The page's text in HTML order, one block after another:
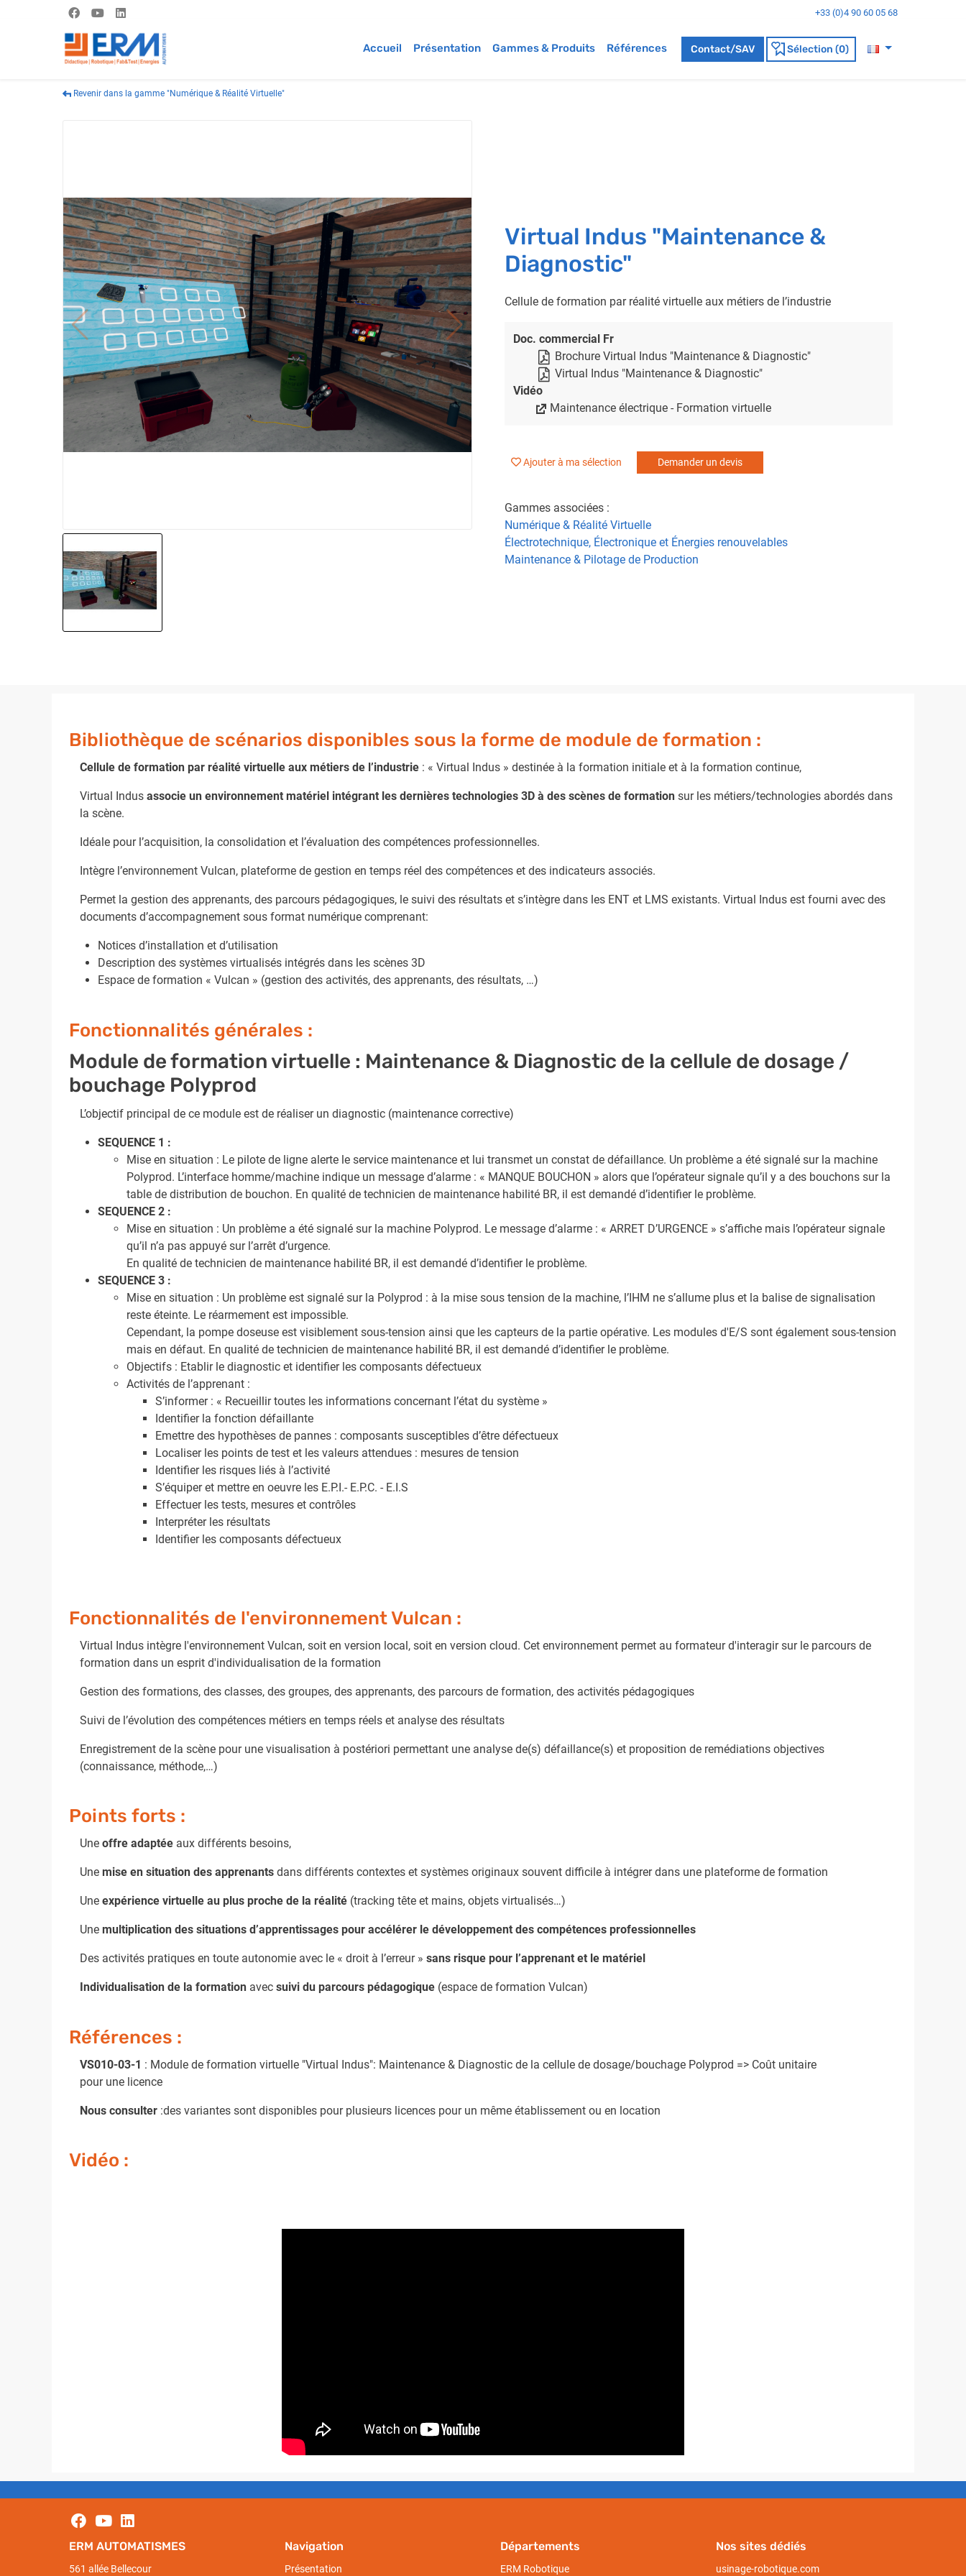
+33 (0)4 90 60 05 68
Accueil Présentation Gammes & Produits Références Contact/SAV Sélection (0)
Revenir dans la gamme "Numérique & Réalité Virtuelle"
Virtual Indus "Maintenance &
Diagnostic"
Cellule de formation par réalité virtuelle aux métiers de l’industrie
Doc. commercial Fr
Brochure Virtual Indus "Maintenance & Diagnostic"
Virtual Indus "Maintenance & Diagnostic"
Vidéo
Maintenance électrique - Formation virtuelle
Ajouter à ma sélection Demander un devis
Gammes associées :
Numérique & Réalité Virtuelle
Électrotechnique, Électronique et Énergies renouvelables
Maintenance & Pilotage de Production
Bibliothèque de scénarios disponibles sous la forme de module de formation :
Cellule de formation par réalité virtuelle aux métiers de l’industrie : « Virtual Indus » destinée à la formation initiale et à la formation continue,
Virtual Indus associe un environnement matériel intégrant les dernières technologies 3D à des scènes de formation sur les métiers/technologies abordés dans
la scène.
Idéale pour l’acquisition, la consolidation et l’évaluation des compétences professionnelles.
Intègre l’environnement Vulcan, plateforme de gestion en temps réel des compétences et des indicateurs associés.
Permet la gestion des apprenants, des parcours pédagogiques, le suivi des résultats et s’intègre dans les ENT et LMS existants. Virtual Indus est fourni avec des
documents d’accompagnement sous format numérique comprenant:
Notices d’installation et d’utilisation
Description des systèmes virtualisés intégrés dans les scènes 3D
Espace de formation « Vulcan » (gestion des activités, des apprenants, des résultats, …)
Fonctionnalités générales :
Module de formation virtuelle : Maintenance & Diagnostic de la cellule de dosage /
bouchage Polyprod
L’objectif principal de ce module est de réaliser un diagnostic (maintenance corrective)
SEQUENCE 1 :
Mise en situation : Le pilote de ligne alerte le service maintenance et lui transmet un constat de défaillance. Un problème a été signalé sur la machine
Polyprod. L’interface homme/machine indique un message d’alarme : « MANQUE BOUCHON » alors que l’opérateur signale qu’il y a des bouchons sur la
table de distribution de bouchon. En qualité de technicien de maintenance habilité BR, il est demandé d’identifier le problème.
SEQUENCE 2 :
Mise en situation : Un problème a été signalé sur la machine Polyprod. Le message d’alarme : « ARRET D’URGENCE » s’affiche mais l’opérateur signale
qu’il n’a pas appuyé sur l’arrêt d’urgence.
En qualité de technicien de maintenance habilité BR, il est demandé d’identifier le problème.
SEQUENCE 3 :
Mise en situation : Un problème est signalé sur la Polyprod : à la mise sous tension de la machine, l’IHM ne s’allume plus et la balise de signalisation
reste éteinte. Le réarmement est impossible.
Cependant, la pompe doseuse est visiblement sous-tension ainsi que les capteurs de la partie opérative. Les modules d'E/S sont également sous-tension
mais en défaut. En qualité de technicien de maintenance habilité BR, il est demandé d’identifier le problème.
Objectifs : Etablir le diagnostic et identifier les composants défectueux
Activités de l’apprenant :
S’informer : « Recueillir toutes les informations concernant l’état du système »
Identifier la fonction défaillante
Emettre des hypothèses de pannes : composants susceptibles d’être défectueux
Localiser les points de test et les valeurs attendues : mesures de tension
Identifier les risques liés à l’activité
S’équiper et mettre en oeuvre les E.P.I.- E.P.C. - E.I.S
Effectuer les tests, mesures et contrôles
Interpréter les résultats
Identifier les composants défectueux
Fonctionnalités de l'environnement Vulcan :
Virtual Indus intègre l'environnement Vulcan, soit en version local, soit en version cloud. Cet environnement permet au formateur d'interagir sur le parcours de
formation dans un esprit d'individualisation de la formation
Gestion des formations, des classes, des groupes, des apprenants, des parcours de formation, des activités pédagogiques
Suivi de l’évolution des compétences métiers en temps réels et analyse des résultats
Enregistrement de la scène pour une visualisation à postériori permettant une analyse de(s) défaillance(s) et proposition de remédiations objectives
(connaissance, méthode,…)
Points forts :
Une offre adaptée aux différents besoins,
Une mise en situation des apprenants dans différents contextes et systèmes originaux souvent difficile à intégrer dans une plateforme de formation
Une expérience virtuelle au plus proche de la réalité (tracking tête et mains, objets virtualisés…)
Une multiplication des situations d’apprentissages pour accélérer le développement des compétences professionnelles
Des activités pratiques en toute autonomie avec le « droit à l’erreur » sans risque pour l’apprenant et le matériel
Individualisation de la formation avec suivi du parcours pédagogique (espace de formation Vulcan)
Références :
VS010-03-1 : Module de formation virtuelle "Virtual Indus": Maintenance & Diagnostic de la cellule de dosage/bouchage Polyprod => Coût unitaire
pour une licence
Nous consulter :des variantes sont disponibles pour plusieurs licences pour un même établissement ou en location
Vidéo :
ERM AUTOMATISMES
561 allée Bellecour
Navigation
Présentation
Départements
ERM Robotique
Nos sites dédiés
usinage-robotique.com